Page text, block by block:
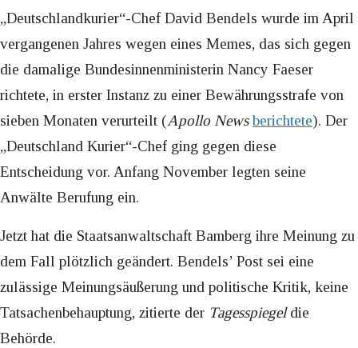
„Deutschlandkurier“-Chef David Bendels wurde im April
vergangenen Jahres wegen eines Memes, das sich gegen
die damalige Bundesinnenministerin Nancy Faeser
richtete, in erster Instanz zu einer Bewährungsstrafe von
sieben Monaten verurteilt (Apollo News berichtete). Der
„Deutschland Kurier“-Chef ging gegen diese
Entscheidung vor. Anfang November legten seine
Anwälte Berufung ein.
Jetzt hat die Staatsanwaltschaft Bamberg ihre Meinung zu
dem Fall plötzlich geändert. Bendels’ Post sei eine
zulässige Meinungsäußerung und politische Kritik, keine
Tatsachenbehauptung, zitierte der Tagesspiegeldie
Behörde.